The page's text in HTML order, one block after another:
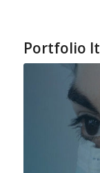
Portfolio